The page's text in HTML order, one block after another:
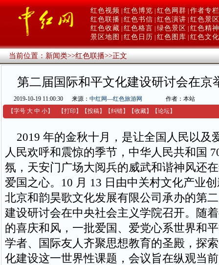
红色视频 红色博览 红色网群 作者专栏
红色联播 红色书信 红色演讲 红色景区
红色收藏 红色格言 绿色景区
红色精神
景区地图
红色日历 红色图库 红色文化
当前位置：新闻类>>红色联播>>正文
第二届国际和平文化建设研讨会在京
2019-10-19 11:00:30 来源： 中红网—红色旅游网
作者：本站
【字号 大 中 小】 【打印 】 【投稿】 【纠错】 【收藏】 【论坛】
2019 年的金秋十月，是让全国人民以及
人民欢呼和震惊的季节，中华人民共和国
氛，天安门广场大阅兵的威武和谐神风还
爱国之心。10 月 13 日由中关村文化产业
北京和韵昊歌文化发展有限公司承办的第
建设研讨会在中央社会主义学院召开。随
的喜庆和风，一批爱国、爱党心系世界和
学者、国际友人齐聚思想教育的圣殿，探
化建设这一世界性课题，会议旨在纵观当